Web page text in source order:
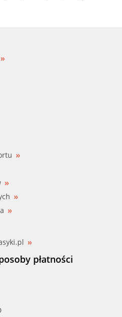
płatności